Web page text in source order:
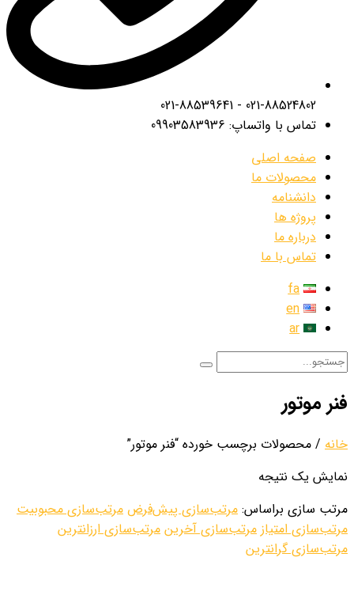
021-88524802 - 021-88539641
تماس با واتساپ: 09903583936
صفحه اصلی
محصولات ما
دانشنامه
پروژه ها
درباره ما
تماس با ما
fa
en
ar
فنر موتور
خانه / محصولات برچسب خورده “فنر موتور”
نمایش یک نتیجه
مرتب سازی براساس: مرتب‌سازی پیش‌فرض مرتب‌سازی محبوبیت
مرتب‌سازی امتیاز مرتب‌سازی آخرین مرتب‌سازی ارزانترین
مرتب‌سازی گرانترین